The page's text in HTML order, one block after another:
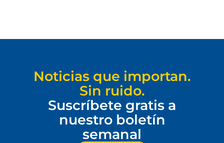
Noticias que importan.
Sin ruido.
Suscríbete gratis a
nuestro boletín
semanal